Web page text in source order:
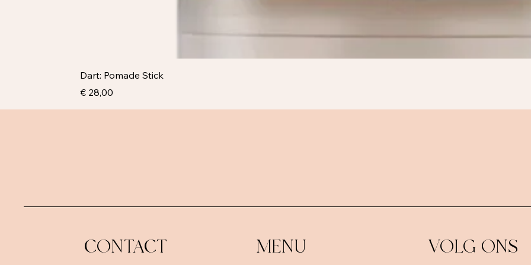
Dart: Pomade Stick
Prijs
€ 28,00
CONTACT MENU VOLG ONS